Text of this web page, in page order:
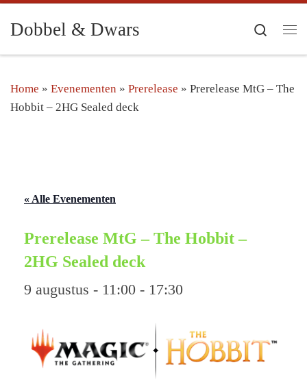
Ga naar inhoud
Dobbel & Dwars
Search
Home » Evenementen » Prerelease » Prerelease MtG – The
Hobbit – 2HG Sealed deck
« Alle Evenementen
Prerelease MtG – The Hobbit –
2HG Sealed deck
9 augustus - 11:00 - 17:30